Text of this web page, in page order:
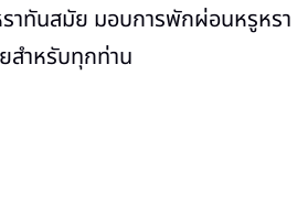
าทันสมัย มอบการพักผ่อนหรูหรา
สำหรับทุกท่าน